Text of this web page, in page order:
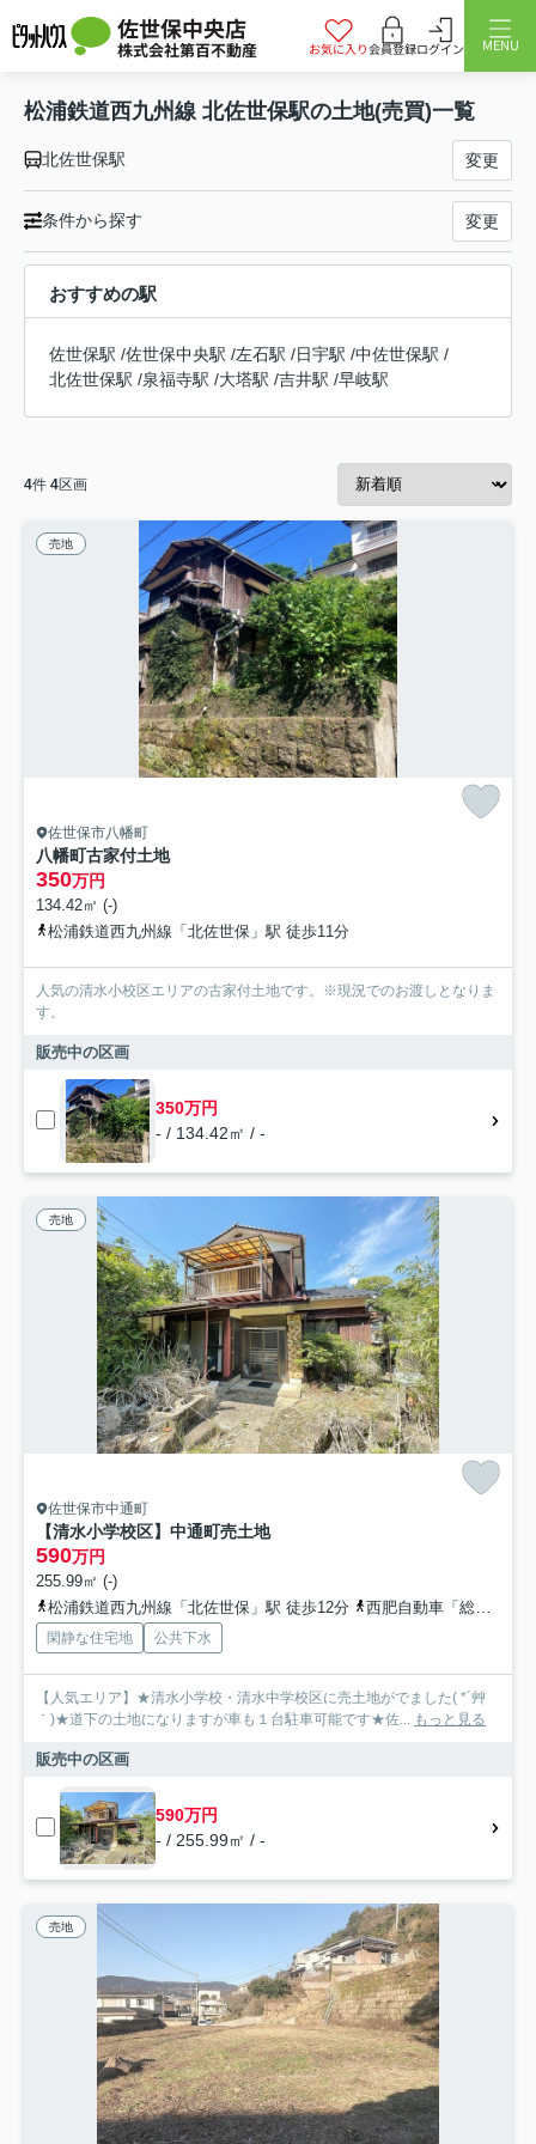
佐世保中央店
株式会社第百不動産 お気に入り会員登録ログイン MENU
松浦鉄道西九州線 北佐世保駅の土地(売買)一覧
北佐世保駅 変更
条件から探す 変更
おすすめの駅
佐世保駅 /佐世保中央駅 /左石駅 /日宇駅 /中佐世保駅 /
北佐世保駅 /泉福寺駅 /大塔駅 /吉井駅 /早岐駅
4件 4区画
売地
佐世保市八幡町
八幡町古家付土地
350万円
134.42㎡ (-)
松浦鉄道西九州線「北佐世保」駅 徒歩11分
人気の清水小校区エリアの古家付土地です。※現況でのお渡しとなりま
す。
販売中の区画
350万円
- / 134.42㎡ / -
売地
佐世保市中通町
【清水小学校区】中通町売土地
590万円
255.99㎡ (-)
松浦鉄道西九州線「北佐世保」駅 徒歩12分
西肥自動車「総合教育センター前（長崎県）」バス停下車 徒歩3分
閑静な住宅地 公共下水
【人気エリア】★清水小学校・清水中学校区に売土地がでました( *´艸
｀)★道下の土地になりますが車も１台駐車可能です★佐...
もっと見る
販売中の区画
590万円
- / 255.99㎡ / -
売地